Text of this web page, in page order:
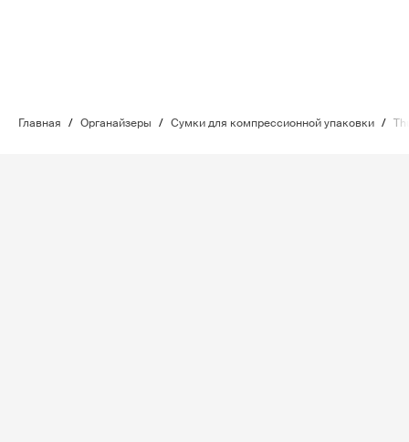
Главная / Органайзеры / Сумки для компрессионной упаковки /